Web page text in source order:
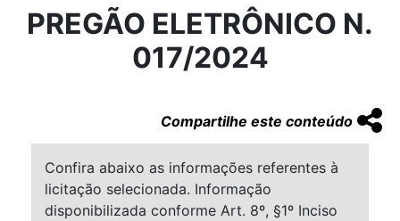
PREGÃO ELETRÔNICO N.
017/2024
Compartilhe este conteúdo
Confira abaixo as informações referentes à
licitação selecionada. Informação
disponibilizada conforme Art. 8º, §1º Inciso